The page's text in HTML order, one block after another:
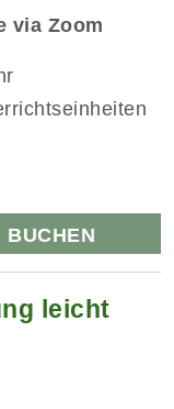
via Zoom
BUCHEN
leicht